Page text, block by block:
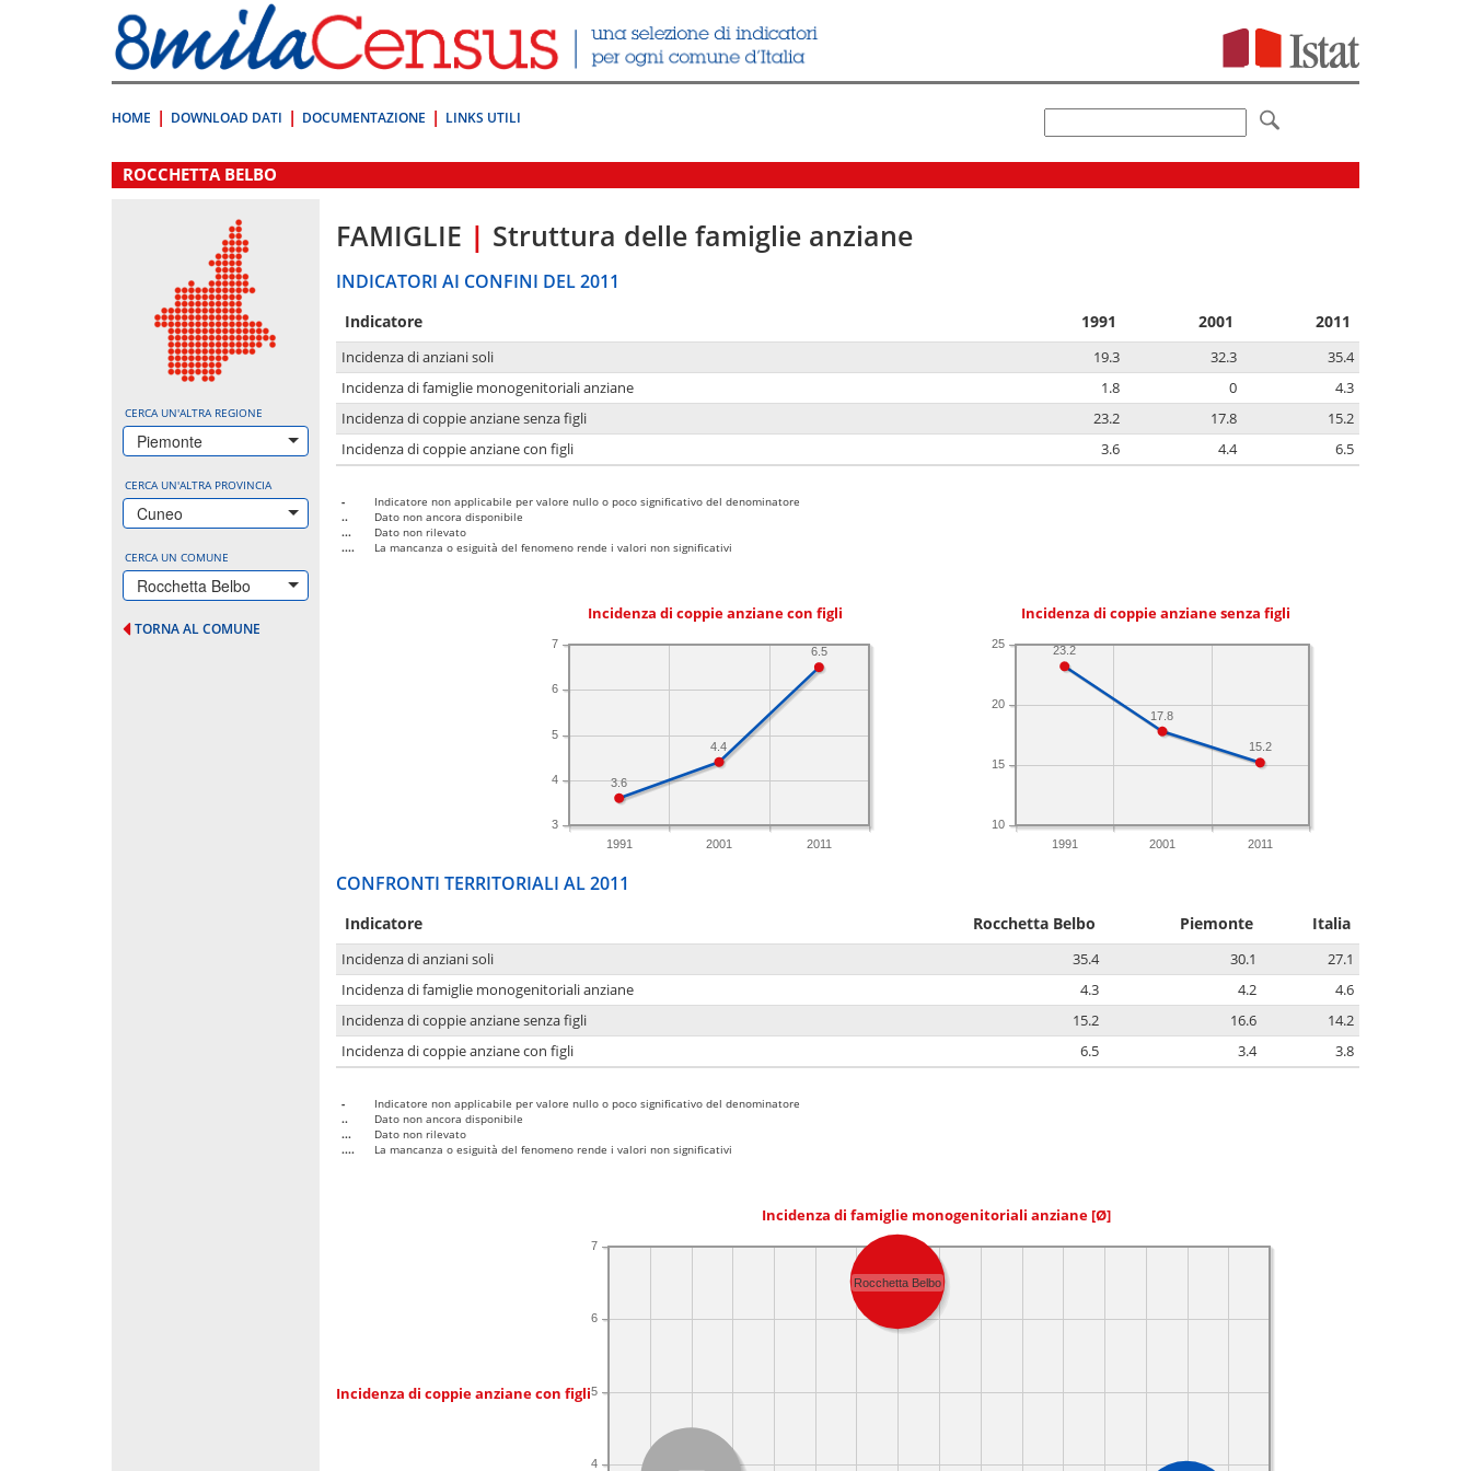
direttamente
a:
Contenuto
HOME DOWNLOAD DATI DOCUMENTAZIONE LINKS UTILI
.
ROCCHETTA BELBO
CERCA UN'ALTRA REGIONE
Piemonte
CERCA UN'ALTRA PROVINCIA
Cuneo
CERCA UN COMUNE
Rocchetta Belbo
TORNA AL COMUNE
FAMIGLIE | Struttura delle famiglie anziane
INDICATORI AI CONFINI DEL 2011
Indicatore 1991 2001 2011
Incidenza di anziani soli 19.3 32.3
35.4
Incidenza di famiglie monogenitoriali anziane
1.8 0
4.3
Incidenza di coppie anziane senza figli
23.2 17.8
15.2
Incidenza di coppie anziane con figli
3.6 4.4 6.5
-
Indicatore non applicabile per valore nullo o poco significativo del denominatore
..
Dato non ancora disponibile
...
Dato non rilevato
....
La mancanza o esiguità del fenomeno rende i valori non significativi
Incidenza di coppie anziane con figli
1991 2001 2011
3
4
5
6
7
6.5
4.4
3.6
Incidenza di coppie anziane senza figli
1991 2001 2011
10
15
20
25
15.2
17.8
23.2
CONFRONTI TERRITORIALI AL 2011
Indicatore Rocchetta Belbo Piemonte Italia
Incidenza di anziani soli 35.4 30.1
27.1
Incidenza di famiglie monogenitoriali anziane
4.3 4.2
4.6
Incidenza di coppie anziane senza figli
15.2 16.6
14.2
Incidenza di coppie anziane con figli
6.5 3.4 3.8
-
Indicatore non applicabile per valore nullo o poco significativo del denominatore
..
Dato non ancora disponibile
...
Dato non rilevato
....
La mancanza o esiguità del fenomeno rende i valori non significativi
Incidenza di famiglie monogenitoriali anziane [Ø]
Incidenza di coppie anziane con figli
4
5
6
7
Rocchetta Belbo